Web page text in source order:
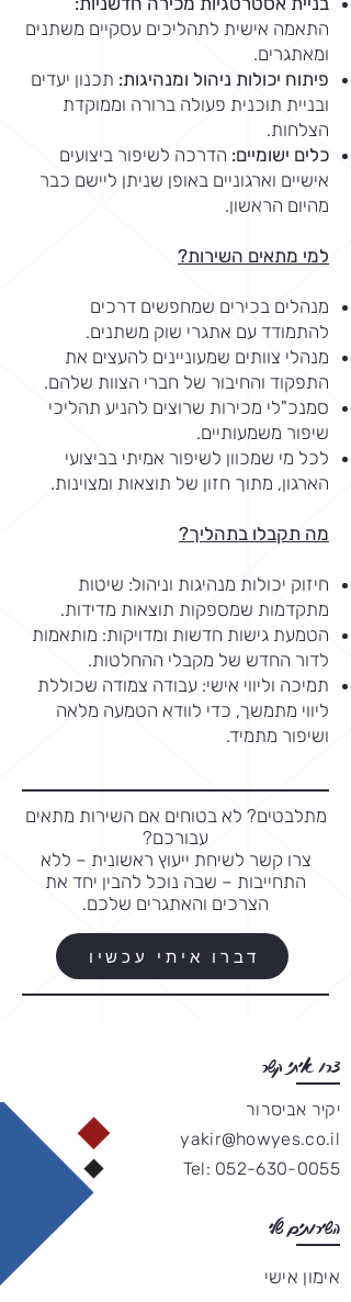
התאמה אישית לתהליכים עסקיים משתנים
ומאתגרים.
פיתוח יכולות ניהול ומנהיגות: תכנון יעדים
ובניית תוכנית פעולה ברורה וממוקדת
הצלחות.
כלים ישומיים: הדרכה לשיפור ביצועים
אישיים וארגוניים באופן שניתן ליישם כבר
מהיום הראשון.
למי מתאים השירות?
מנהלים בכירים שמחפשים דרכים
להתמודד עם אתגרי שוק משתנים.
מנהלי צוותים שמעוניינים להעצים את
התפקוד והחיבור של חברי הצוות שלהם.
סמנכ"לי מכירות שרוצים להניע תהליכי
שיפור משמעותיים.
לכל מי שמכוון לשיפור אמיתי בביצועי
הארגון, מתוך חזון של תוצאות ומצוינות.
מה תקבלו בתהליך?
חיזוק יכולות מנהיגות וניהול: שיטות
מתקדמות שמספקות תוצאות מדידות.
הטמעת גישות חדשות ומדויקות: מותאמות
לדור החדש של מקבלי ההחלטות.
תמיכה וליווי אישי: עבודה צמודה שכוללת
ליווי מתמשך, כדי לוודא הטמעה מלאה
ושיפור מתמיד.
מתלבטים? לא בטוחים אם השירות מתאים
עבורכם?
צרו קשר לשיחת ייעוץ ראשונית – ללא
התחייבות – שבה נוכל להבין יחד את
הצרכים והאתגרים שלכם.
דברו איתי עכשיו
צרו איתי קשר
יקיר אביסרור
yakir@howyes.co.il​
Tel: 052-630-0055
השירותים שלי
אימון אישי